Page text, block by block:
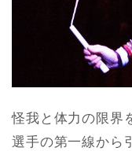
怪我と体力の限界
選手の第一線から